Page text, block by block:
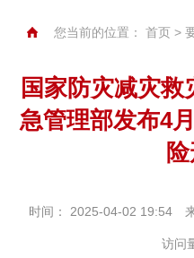
您当前的位置： 首页 >
国家防灾减灾
急管理部发布4
时间： 2025-04-02 19:54
访问